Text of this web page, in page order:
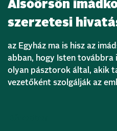
Alsóörsön
szerzetesi
az Egyház ma is hisz az
abban, hogy Isten továbbra
olyan pásztorok által, akik
vezetőként szolgálják az